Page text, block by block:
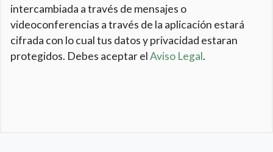
intercambiada a través de mensajes o
videoconferencias a través de la aplicación estará
cifrada con lo cual tus datos y privacidad estaran
protegidos. Debes aceptar elAviso Legal.